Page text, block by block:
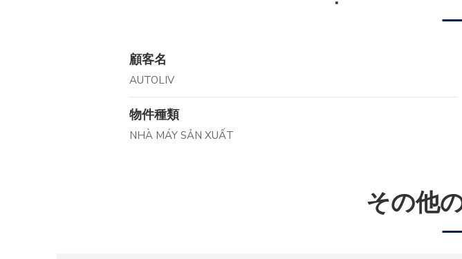
顧客名
AUTOLIV
物件種類
NHÀ MÁY SẢN XUẤT
その他